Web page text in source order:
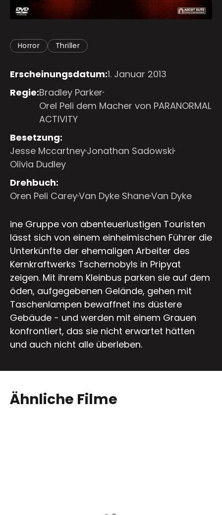
Horror Thriller
Erscheinungsdatum:1. Januar 2013
Regie:Bradley Parker
Orel Peli dem Macher von PARANORMAL
ACTIVITY
Besetzung:
Jesse MccartneyJonathan Sadowski
Olivia Dudley
Drehbuch:
Oren Peli CareyVan Dyke ShaneVan Dyke
ine Gruppe von abenteuerlustigen Touristen
lässt sich von einem einheimischen Führer die
Unterkünfte der ehemaligen Arbeiter des
Kernkraftwerks Tschernobyls in Pripyat
zeigen. Mit ihrem Kleinbus parken sie auf dem
öden, aufgegebenen Gelände, gehen mit
Taschenlampen bewaffnet ins düstere
Gebäude - und werden mit einem Grauen
konfrontiert, das sie nicht erwartet hätten
und auch nicht alle überleben.
Ähnliche Filme